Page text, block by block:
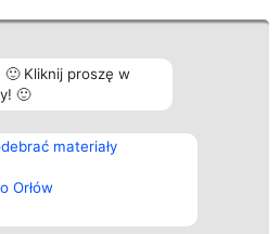
Kliknij proszę w
🙂
materiały
Orłów
Plebiscyt
Laureaci
wszystkich
Laureatów
Regulamin
Kontakt
Kontakt